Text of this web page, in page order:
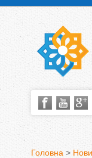
Головна >